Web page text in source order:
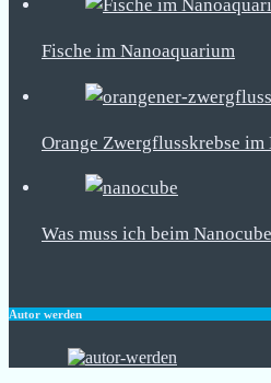
Fische im Nanoaquarium
Orange Zwergflusskrebse im
Was muss ich beim
Autor werden